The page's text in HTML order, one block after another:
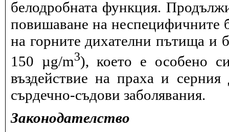
белодробната функция.
повишаване на неспецифичните
на горните дихателни пътища и
150 µg/m3), което е особено
въздействие на праха и
сърдечно-съдови заболявания.
Законодателство